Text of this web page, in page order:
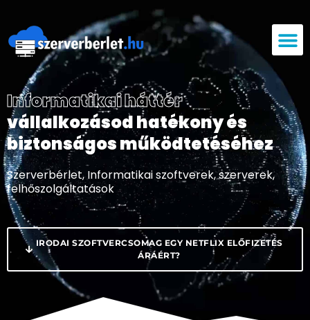
Informatikai háttér
vállalkozásod hatékony és
biztonságos működtetéséhez
Szerverbérlet, Informatikai szoftverek, szerverek,
felhőszolgáltatások
IRODAI SZOFTVERCSOMAG EGY NETFLIX ELŐFIZETÉS
ÁRÁÉRT?